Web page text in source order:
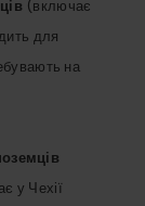
(включає
для
на
у Чехії